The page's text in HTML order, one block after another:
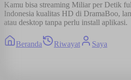
Kamu bisa streaming Miliar per Detik
Indonesia kualitas HD di DramaBoo,
atau desktop tanpa perlu install aplikasi.
Beranda Riwayat Saya